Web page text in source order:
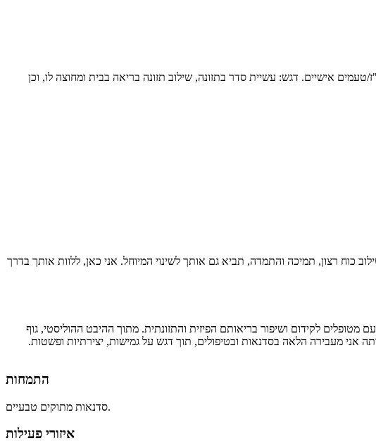
טעמים אישיים. דגש: עשיית סדר בתזונה, שילוב תזונה בריאה בבית ומחוצה לו, וכן
כוח רצון, תמיכה והתמדה, תביא גם אותך לשינוי המיוחל. אני כאן, ללוות אותך בדרך
לקידום ושיפור בריאותם הפיזית והתזונתית. מתוך ההיבט ההוליסטי, גוף
אני מעבירה הלאה בסדנאות ובטיפולים, תוך דגש על גמישות, יצירתיות ופשטות.
התמחות
סדנאות מתוקים טבעיים.
איזורי פעילות